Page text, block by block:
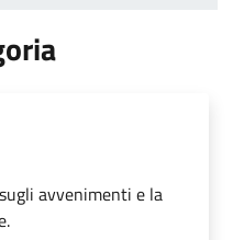
avvenimenti e la